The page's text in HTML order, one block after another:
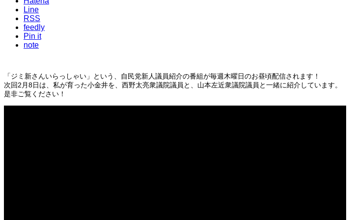
Line
RSS
feedly
Pin it
note
「ジミ新さんいらっしゃい」という、自民党新人議員紹介の番組が毎週木曜日のお昼頃配信されます！
次回2月8日は、私が育った小金井を、西野太亮衆議院議員と、山本左近衆議院議員と一緒に紹介しています。
是非ご覧ください！